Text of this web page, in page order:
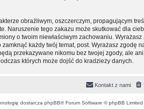
obraźliwym, oszczerczym, propagującym
Naruszenie tego zakazu może skutkować dla
o twoim niewłaściwym zachowaniu.
każdy twój temat, post. Wyrażasz zgodę
przekazywane nikomu bez twojej zgody, ale
których może dojść do kradzieży danych.
Kontakt z nami
dostarcza phpBB® Forum Software © phpBB Limited